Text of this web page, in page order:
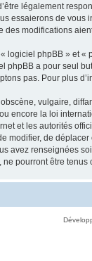
légalement
essaierons de
modifications
logiciel phpBB » et
phpBB a pour seul
pas. Pour plus
vulgaire,
encore la loi
et les autorités
modifier, de
avez renseignées
pourront être